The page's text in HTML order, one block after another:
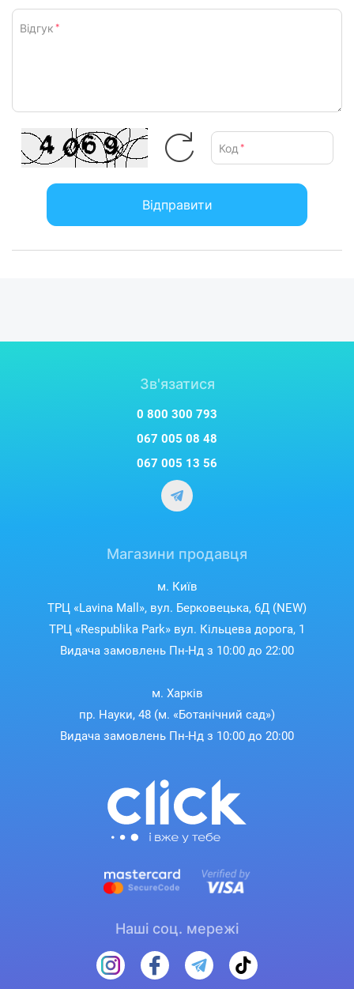
Відгук *
Код *
Відправити
Зв'язатися
0 800 300 793
067 005 08 48
067 005 13 56
Магазини продавця
м. Київ
ТРЦ «Lavina Mall», вул. Берковецька, 6Д (NEW)
ТРЦ «Respublika Park» вул. Кільцева дорога, 1
Видача замовлень Пн-Нд з 10:00 до 22:00
м. Харків
пр. Науки, 48 (м. «Ботанічний сад»)
Видача замовлень Пн-Нд з 10:00 до 20:00
Наші соц. мережі